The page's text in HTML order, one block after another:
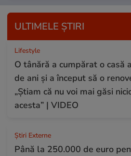
ULTIMELE ȘTIRI
Lifestyle
O tânără a cumpărat o casă
de ani și a început să o
„Știam că nu voi mai găsi
acesta” | VIDEO
Știri Externe
Până la 250.000 de euro